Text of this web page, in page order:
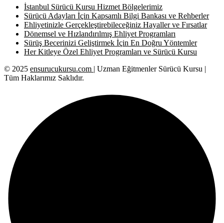
İstanbul Sürücü Kursu Hizmet Bölgelerimiz
Sürücü Adayları İçin Kapsamlı Bilgi Bankası ve Rehberler
Ehliyetinizle Gerçekleştirebileceğiniz Hayaller ve Fırsatlar
Dönemsel ve Hızlandırılmış Ehliyet Programları
Sürüş Becerinizi Geliştirmek İçin En Doğru Yöntemler
Her Kitleye Özel Ehliyet Programları ve Sürücü Kursu
© 2025 ensurucukursu.com | Uzman Eğitmenler Sürücü Kursu |
Tüm Haklarımız Saklıdır.